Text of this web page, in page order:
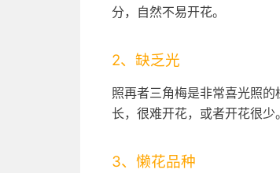
分，自然不易开花。
2、缺乏光
照再者三角梅是非常喜光照
长，很难开花，或者开花很少。
3、懒花品种